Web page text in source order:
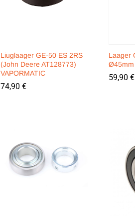
Liuglaager GE-50 ES 2RS
(John Deere AT128773)
VAPORMATIC
74,90 €
74,90 €
Laager
Ø45mm
59,90 €
59,90 €